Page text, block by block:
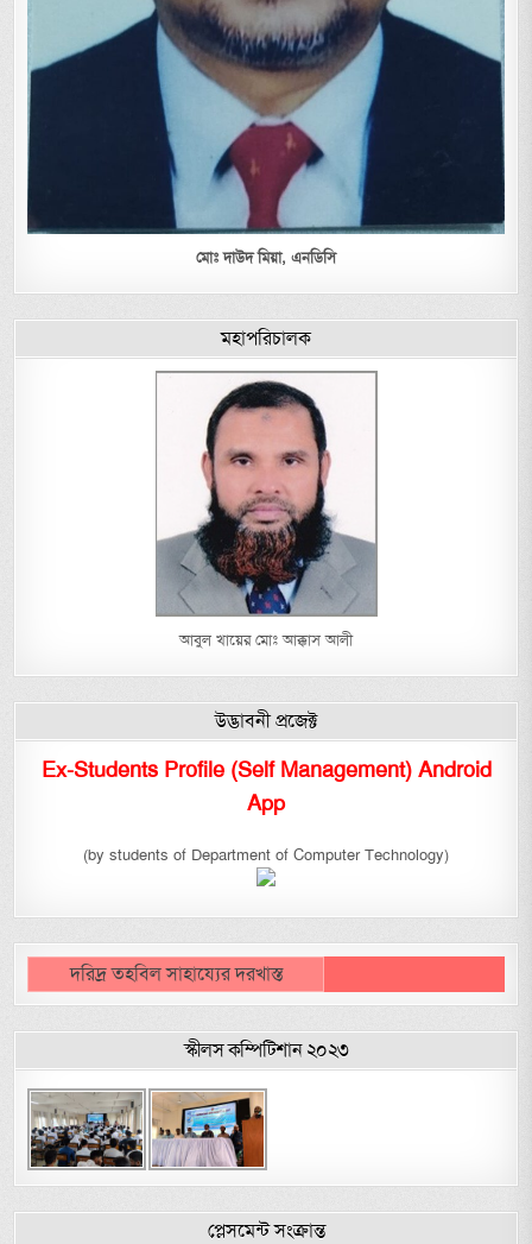
মোঃ দাউদ মিয়া, এনডিসি
মহাপরিচালক
আবুল খায়ের মোঃ আক্কাস আলী
উদ্ভাবনী প্রজেক্ট
Ex-Students Profile (Self Management) Android
App
(by students of Department of Computer Technology)
দরিদ্র তহবিল সাহায্যের দরখাস্ত
স্কীলস কম্পিটিশান ২০২৩
প্লেসমেন্ট সংক্রান্ত